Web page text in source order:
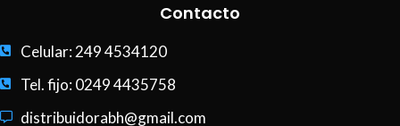
Contacto
Celular: 249 4534120
Tel. fijo: 0249 4435758
distribuidorabh@gmail.com